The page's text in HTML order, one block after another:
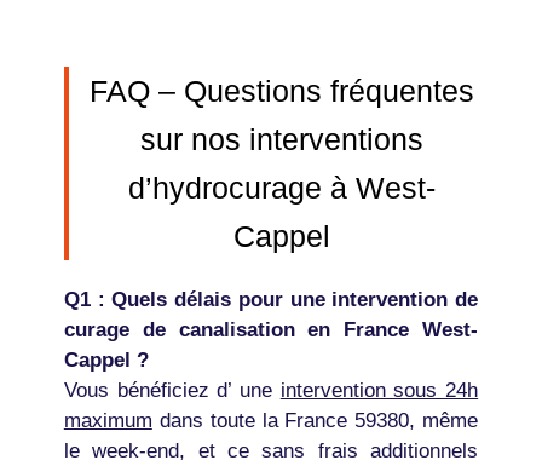
FAQ – Questions fréquentes
sur nos interventions
d’hydrocurage à West-
Cappel
Q1 : Quels délais pour une intervention de
curage de canalisation en France West-
Cappel ?
Vous bénéficiez d’ une intervention sous 24h
maximum dans toute la France 59380, même
le week-end, et ce sans frais additionnels